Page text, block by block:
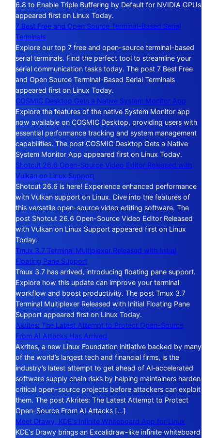
6.8 to Enable Triple Buffering by Default for NVIDIA GPUs
appeared first on Linux Today.
7 Best Free and Open Source Terminal-Based Serial
Terminals
Explore our top 7 free and open-source terminal-based
serial terminals. Find the perfect tool to streamline your
serial communication tasks today. The post 7 Best Free
and Open Source Terminal-Based Serial Terminals
appeared first on Linux Today.
COSMIC Desktop Gets a Native System Monitor App
Explore the features of the native System Monitor app
now available on COSMIC Desktop, providing users with
essential performance tracking and system management
capabilities. The post COSMIC Desktop Gets a Native
System Monitor App appeared first on Linux Today.
Shotcut 26.6 Open-Source Video Editor Released with
Vulkan on Linux Support
Shotcut 26.6 is here! Experience enhanced performance
with Vulkan support on Linux. Dive into the features of
this versatile open-source video editing software. The
post Shotcut 26.6 Open-Source Video Editor Released
with Vulkan on Linux Support appeared first on Linux
Today.
Tmux 3.7 Terminal Multiplexer Released with Initial
Floating Pane Support
Tmux 3.7 has arrived, introducing floating pane support.
Explore how this update can improve your terminal
workflow and boost productivity. The post Tmux 3.7
Terminal Multiplexer Released with Initial Floating Pane
Support appeared first on Linux Today.
Akrites: The Latest Attempt to Protect Open-Source
From AI Attacks Has Arrived
Akrites, a new Linux Foundation initiative backed by many
of the world’s largest tech and financial firms, is the
industry’s latest attempt to get ahead of AI‑accelerated
software supply chain risks by helping maintainers harden
critical open-source projects before attackers can exploit
them. The post Akrites: The Latest Attempt to Protect
Open-Source From AI Attacks […]
Meet Drawy, KDE’s Infinite Whiteboard App for Linux
KDE’s Drawy brings an Excalidraw-like infinite whiteboard